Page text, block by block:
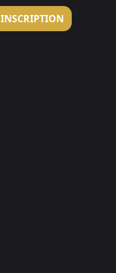
INSCRIPTION